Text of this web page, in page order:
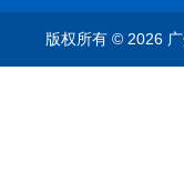
析仪
版权所有 © 2026